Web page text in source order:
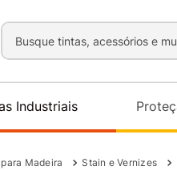
Busque tintas, acessórios e
Industriais
Madeira Stain e Vernizes